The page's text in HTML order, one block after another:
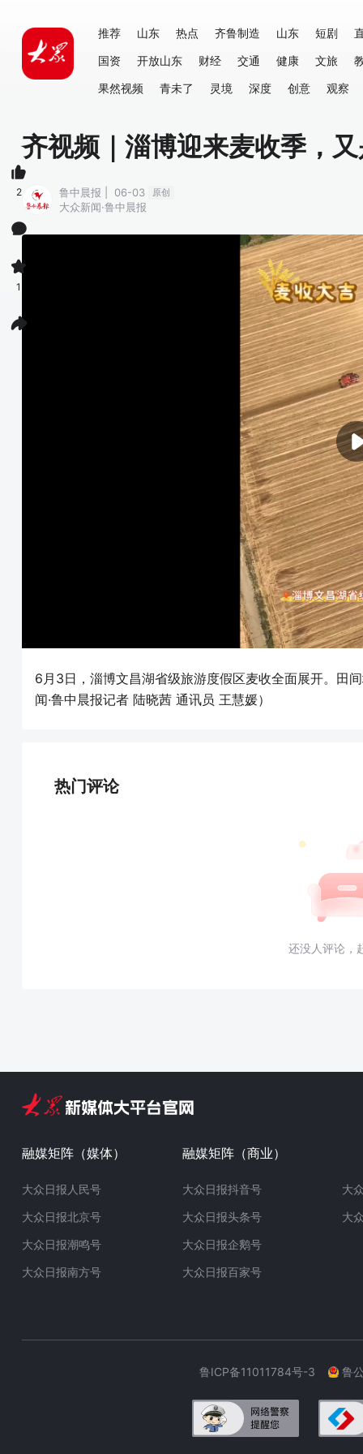
推荐 山东 热点 齐鲁制造 山东 短剧
国资
开放山东 财经 交通 健康 文旅
果然视频
青未了 灵境 深度 创意 观察
齐视频｜淄博迎来麦收季，
鲁中晨报 | 06-03 原创
大众新闻·鲁中晨报
6月3日，淄博文昌湖省级旅游度假区麦收全面展开。田
闻·鲁中晨报记者 陆晓茜 通讯员 王慧媛）
热门评论
还没人评论，
2
1
融媒矩阵（媒体）
大众日报人民号
大众日报北京号
大众日报潮鸣号
大众日报南方号
融媒矩阵（商业）
大众日报抖音号
大众日报头条号
大众日报企鹅号
大众日报百家号
大
大
鲁ICP备11011784号-3 鲁